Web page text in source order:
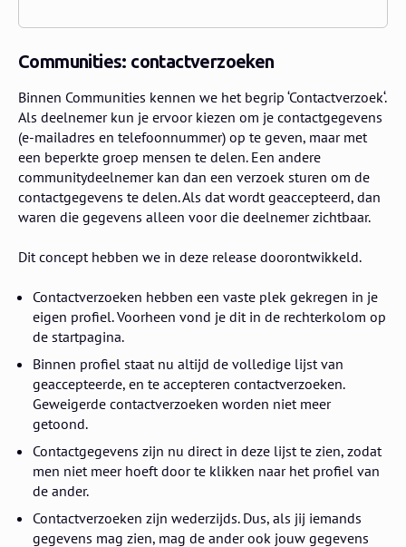
Communities: contactverzoeken
Binnen Communities kennen we het begrip ‘Contactverzoek‘.
Als deelnemer kun je ervoor kiezen om je contactgegevens
(e-mailadres en telefoonnummer) op te geven, maar met
een beperkte groep mensen te delen. Een andere
communitydeelnemer kan dan een verzoek sturen om de
contactgegevens te delen. Als dat wordt geaccepteerd, dan
waren die gegevens alleen voor die deelnemer zichtbaar.
Dit concept hebben we in deze release doorontwikkeld.
Contactverzoeken hebben een vaste plek gekregen in je
eigen profiel. Voorheen vond je dit in de rechterkolom op
de startpagina.
Binnen profiel staat nu altijd de volledige lijst van
geaccepteerde, en te accepteren contactverzoeken.
Geweigerde contactverzoeken worden niet meer
getoond.
Contactgegevens zijn nu direct in deze lijst te zien, zodat
men niet meer hoeft door te klikken naar het profiel van
de ander.
Contactverzoeken zijn wederzijds. Dus, als jij iemands
gegevens mag zien, mag de ander ook jouw gegevens